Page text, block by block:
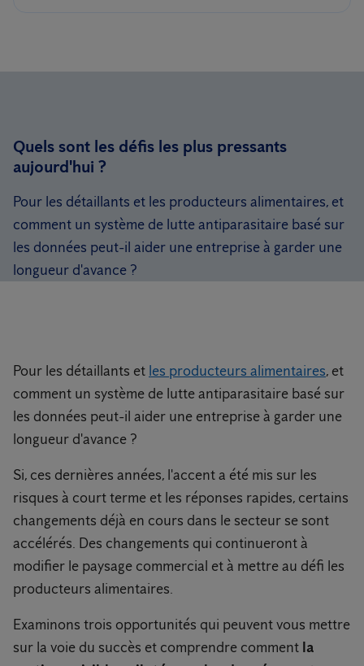
Quels sont les défis les plus pressants
aujourd'hui ?
Pour les détaillants et les producteurs alimentaires, et
comment un système de lutte antiparasitaire basé sur
les données peut-il aider une entreprise à garder une
longueur d'avance ?
Pour les détaillants et les producteurs alimentaires, et
comment un système de lutte antiparasitaire basé sur
les données peut-il aider une entreprise à garder une
longueur d'avance ?
Si, ces dernières années, l'accent a été mis sur les
risques à court terme et les réponses rapides, certains
changements déjà en cours dans le secteur se sont
accélérés. Des changements qui continueront à
modifier le paysage commercial et à mettre au défi les
producteurs alimentaires.
Examinons trois opportunités qui peuvent vous mettre
sur la voie du succès et comprendre comment la